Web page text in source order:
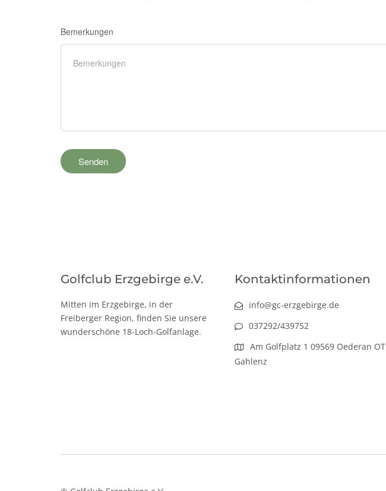
Bemerkungen
Golfclub Erzgebirge e.V.
Mitten im Erzgebirge, in der
Freiberger Region, finden Sie unsere
wunderschöne 18-Loch-Golfanlage.
Kontaktinformationen
info@gc-erzgebirge.de
037292/439752
Am Golfplatz 1 09569 Oederan OT
Gahlenz